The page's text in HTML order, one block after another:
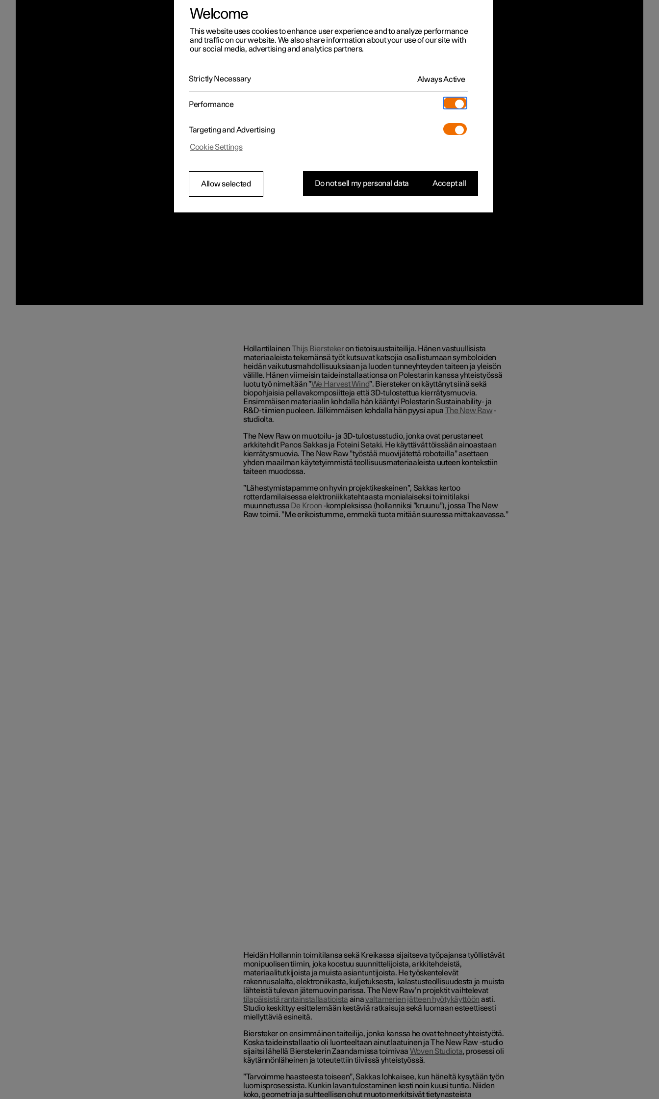
Hollantilainen Thijs Bierstekeron tietoisuustaiteilija. Hänen vastuullisista
materiaaleista tekemänsä työt kutsuvat katsojia osallistumaan symboloiden
heidän vaikutusmahdollisuuksiaan ja luoden tunneyhteyden taiteen ja yleisön
välille. Hänen viimeisin taideinstallaationsa on Polestarin kanssa yhteistyössä
luotu työ nimeltään ”We Harvest Wind”. Biersteker on käyttänyt siinä sekä
biopohjaisia pellavakomposiitteja että 3D-tulostettua kierrätysmuovia.
Ensimmäisen materiaalin kohdalla hän kääntyi Polestarin Sustainability- ja
R&D-tiimien puoleen. Jälkimmäisen kohdalla hän pyysi apua The New Raw-
studiolta.
The New Raw on muotoilu- ja 3D-tulostusstudio, jonka ovat perustaneet
arkkitehdit Panos Sakkas ja Foteini Setaki. He käyttävät töissään ainoastaan
kierrätysmuovia. The New Raw ”työstää muovijätettä roboteilla” asettaen
yhden maailman käytetyimmistä teollisuusmateriaaleista uuteen kontekstiin
taiteen muodossa.
”Lähestymistapamme on hyvin projektikeskeinen”, Sakkas kertoo
rotterdamilaisessa elektroniikkatehtaasta monialaiseksi toimitilaksi
muunnetussa De Kroon -kompleksissa (hollanniksi ”kruunu”), jossa The New
Raw toimii. ”Me erikoistumme, emmekä tuota mitään suuressa mittakaavassa.”
Heidän Hollannin toimitilansa sekä Kreikassa sijaitseva työpajansa työllistävät
monipuolisen tiimin, joka koostuu suunnittelijoista, arkkitehdeistä,
materiaalitutkijoista ja muista asiantuntijoista. He työskentelevät
rakennusalalta, elektroniikasta, kuljetuksesta, kalastusteollisuudesta ja muista
lähteistä tulevan jätemuovin parissa. The New Raw’n projektit vaihtelevat
tilapäisistä rantainstallaatioista ainavaltamerien jätteen hyötykäyttöön asti.
Studio keskittyy esittelemään kestäviä ratkaisuja sekä luomaan esteettisesti
miellyttäviä esineitä.
Biersteker on ensimmäinen taiteilija, jonka kanssa he ovat tehneet yhteistyötä.
Koska taideinstallaatio oli luonteeltaan ainutlaatuinen ja The New Raw -studio
sijaitsi lähellä Bierstekerin Zaandamissa toimivaa Woven Studiota, prosessi oli
käytännönläheinen ja toteutettiin tiiviissä yhteistyössä.
”Tarvoimme haasteesta toiseen”, Sakkas lohkaisee, kun häneltä kysytään työn
luomisprosessista. Kunkin lavan tulostaminen kesti noin kuusi tuntia. Niiden
koko, geometria ja suhteellisen ohut muoto merkitsivät tietynasteista
Welcome
This website uses cookies to enhance user experience and to analyze performance
and traffic on our website. We also share information about your use of our site with
our social media, advertising and analytics partners.
Strictly Necessary Always Active
Performance
Targeting and Advertising
Cookie Settings
Allow selected Do not sell my personal data Accept all